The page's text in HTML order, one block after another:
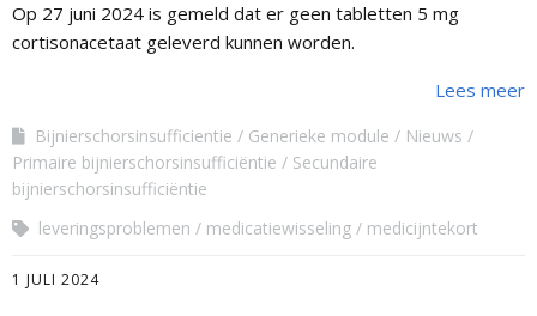
Op 27 juni 2024 is gemeld dat er geen tabletten 5 mg
cortisonacetaat geleverd kunnen worden.
Lees meer
Bijnierschorsinsufficientie Generieke module
Nieuws
Primaire bijnierschorsinsufficiëntie
Secundaire
bijnierschorsinsufficiëntie
leveringsproblemen
medicatiewisseling medicijntekort
1 JULI 2024